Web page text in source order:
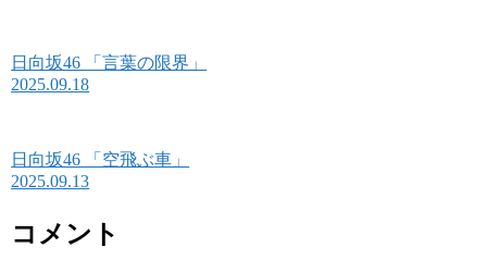
日向坂46 「言葉の限界」
2025.09.18
日向坂46 「空飛ぶ車」
2025.09.13
コメント